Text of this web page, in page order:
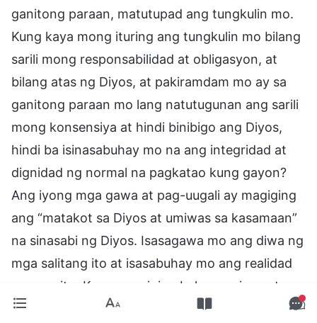
ganitong paraan, matutupad ang tungkulin mo.
Kung kaya mong ituring ang tungkulin mo bilang
sarili mong responsabilidad at obligasyon, at
bilang atas ng Diyos, at pakiramdam mo ay sa
ganitong paraan mo lang natutugunan ang sarili
mong konsensiya at hindi binibigo ang Diyos,
hindi ba isinasabuhay mo na ang integridad at
dignidad ng normal na pagkatao kung gayon?
Ang iyong mga gawa at pag-uugali ay magiging
ang “matakot sa Diyos at umiwas sa kasamaan”
na sinasabi ng Diyos. Isasagawa mo ang diwa ng
mga salitang ito at isasabuhay mo ang realidad
ng mga ito. Kapag nagiging buhay ng isang tao
ang katotohanan, nagagawa na niyang isabuhay